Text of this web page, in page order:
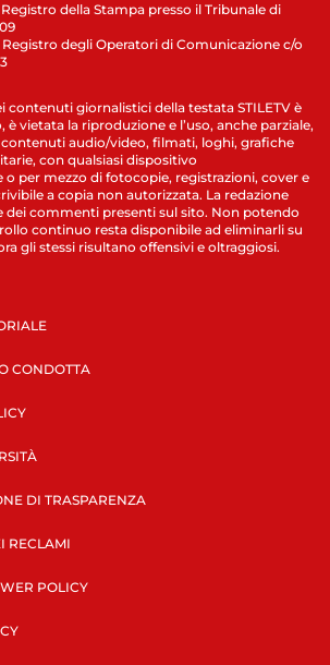
della Stampa presso il Tribunale di
degli Operatori di Comunicazione c/o
contenuti giornalistici della testata STILETV è
è vietata la riproduzione e l’uso, anche parziale,
audio/video, filmati, loghi, grafiche
con qualsiasi dispositivo
per mezzo di fotocopie, registrazioni, cover e
a copia non autorizzata. La redazione
dei commenti presenti sul sito. Non potendo
continuo resta disponibile ad eliminarli su
gli stessi risultano offensivi e oltraggiosi.
CONDOTTA
DI TRASPARENZA
RECLAMI
POLICY